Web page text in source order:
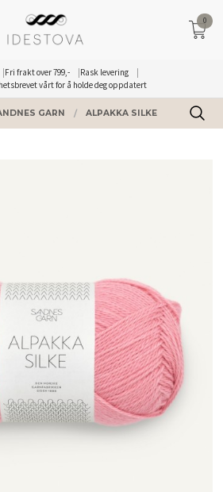
Fri frakt over 799,-
Rask levering
vårt for å holde deg oppdatert
0
GARN ALPAKKA SILKE